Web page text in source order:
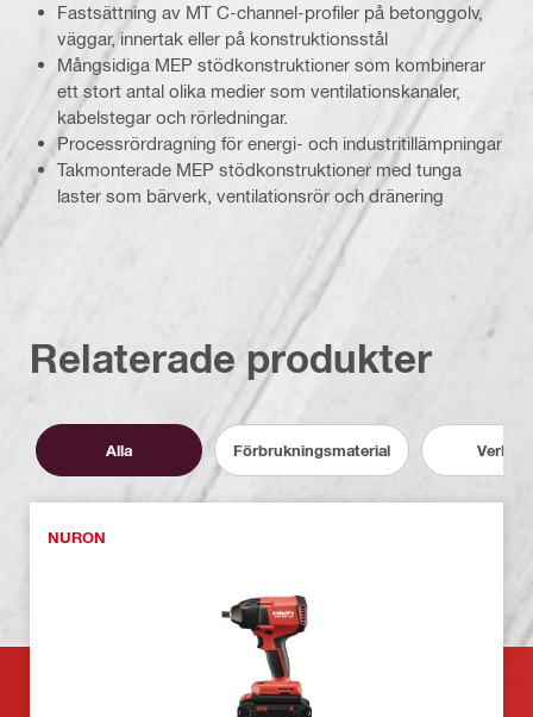
Fastsättning av MT C-channel-profiler på betonggolv,
väggar, innertak eller på konstruktionsstål
Mångsidiga MEP stödkonstruktioner som kombinerar
ett stort antal olika medier som ventilationskanaler,
kabelstegar och rörledningar.
Processrördragning för energi- och industritillämpningar
Takmonterade MEP stödkonstruktioner med tunga
laster som bärverk, ventilationsrör och dränering
Relaterade produkter
Alla Förbrukningsmaterial Verktyg
NURON